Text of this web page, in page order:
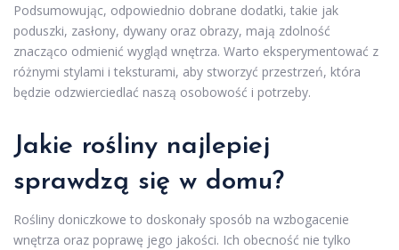
Podsumowując, odpowiednio dobrane dodatki, takie jak
poduszki, zasłony, dywany oraz obrazy, mają zdolność
znacząco odmienić wygląd wnętrza. Warto eksperymentować z
różnymi stylami i teksturami, aby stworzyć przestrzeń, która
będzie odzwierciedlać naszą osobowość i potrzeby.
Jakie rośliny najlepiej
sprawdzą się w domu?
Rośliny doniczkowe to doskonały sposób na wzbogacenie
wnętrza oraz poprawę jego jakości. Ich obecność nie tylko